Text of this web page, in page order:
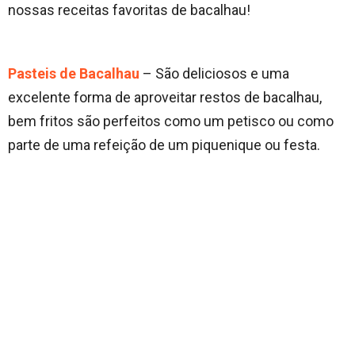
nossas receitas favoritas de bacalhau!
Pasteis de Bacalhau – São deliciosos e uma
excelente forma de aproveitar restos de bacalhau,
bem fritos são perfeitos como um petisco ou como
parte de uma refeição de um piquenique ou festa.